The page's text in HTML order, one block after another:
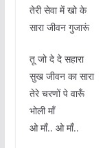
तेरी सेवा में खो के
सारा जीवन गुजारूं
तू जो दे दे सहारा
सुख जीवन का सारा
तेरे चरणों पे वारूँ
भोली माँ
ओ माँ.. ओ माँ..